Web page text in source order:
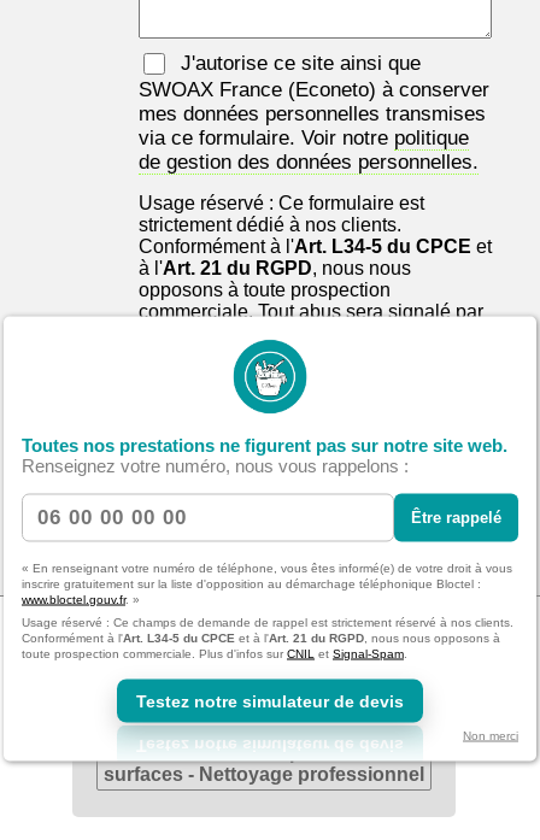
Toutes nos prestations ne figurent pas sur notre site web.
Renseignez votre numéro, nous vous rappelons :
Être rappelé
« En renseignant votre numéro de téléphone, vous êtes informé(e) de votre droit à vous
inscrire gratuitement sur la liste d'opposition au démarchage téléphonique Bloctel :
www.bloctel.gouv.fr. »
Usage réservé : Ce champs de demande de rappel est strictement réservé à nos clients.
Conformément à l'Art. L34-5 du CPCE et à l'Art. 21 du RGPD , nous nous opposons à
toute prospection commerciale. Plus d'infos sur CNIL et Signal-Spam
Testez notre simulateur de devis
Non merci
J'autorise ce site ainsi que
SWOAX France(Econeto) à conserver
mes données personnelles transmises
via ce formulaire. Voir notre politique
de gestion des données personnelles.
Usage réservé : Ce formulaire est
strictement dédié à nos clients.
Conformément à l'Art. L34-5 du CPCE et
à l'Art. 21 du RGPD, nous nous
opposons à toute prospection
commerciale. Tout abus sera signalé par
destinataire auprès de la
Signal-Spam .
Nous recevrons votre demande
directement par mail et SMS
Derniers articles
05/08/2026 14:57
Nantes : Entretien préventif des
surfaces - Nettoyage professionnel